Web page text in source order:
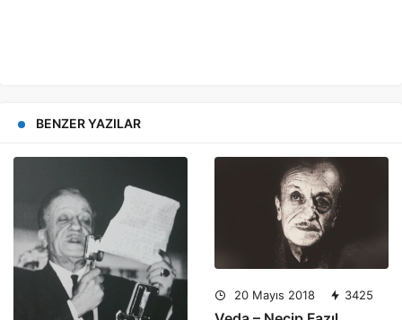
BENZER YAZILAR
20 Mayıs 2018 3425